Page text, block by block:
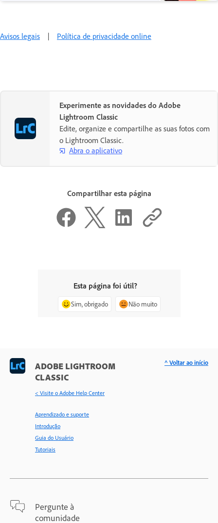
Avisos legais | Política de privacidade online
Experimente as novidades do Adobe
Lightroom Classic
Edite, organize e compartilhe as suas fotos com
o Lightroom Classic.
Abra o aplicativo
Compartilhar esta página
Esta página foi útil?
Sim, obrigado Não muito
ADOBE LIGHTROOM
CLASSIC
< Visite o Adobe Help Center
Aprendizado e suporte
Introdução
Guia do Usuário
Tutoriais
Pergunte à
comunidade
^ Voltar ao início